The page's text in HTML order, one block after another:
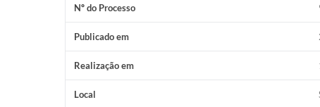
Nº do Processo
Publicado em
Realização em
Local